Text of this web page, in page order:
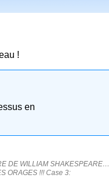
!
en
DE WILLIAM
ORAGES !!! Case 3: